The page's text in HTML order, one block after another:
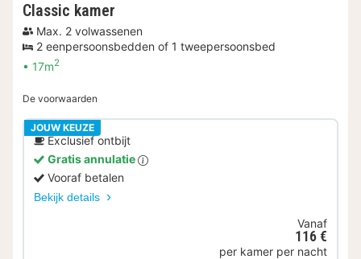
Classic kamer
Max. 2 volwassenen
2 eenpersoonsbedden of 1 tweepersoonsbed
17m2
De voorwaarden
JOUW KEUZE
Exclusief ontbijt
Gratis annulatie
Vooraf betalen
Bekijk details
Vanaf
116 €
per kamer per nacht